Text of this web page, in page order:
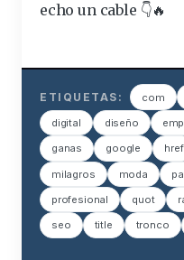
echo un cable 👇🔥
ETIQUETAS: com
digital diseño
ganas google href
milagros moda
profesional quot
seo title tronco